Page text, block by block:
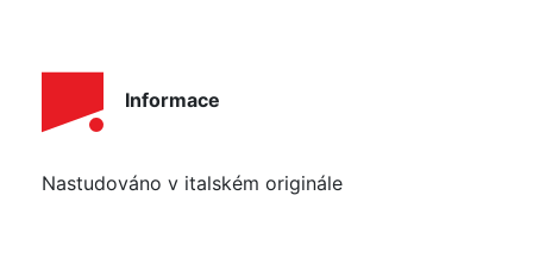
Informace
Nastudováno v italském originále